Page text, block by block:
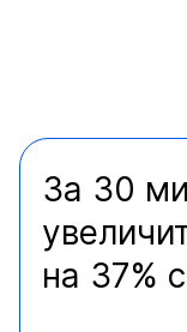
За 30
на 37%